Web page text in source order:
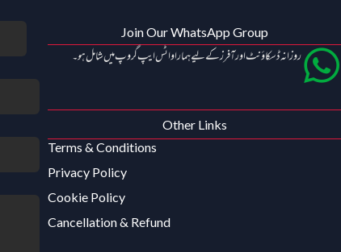
Join Our WhatsApp Group
روزانہ ڈسکاؤنٹ اور آفرز کے لیے ہمارا واٹس ایپ گروپ میں شامل ہو۔
Other Links
Terms & Conditions
Privacy Policy
Cookie Policy
Cancellation & Refund